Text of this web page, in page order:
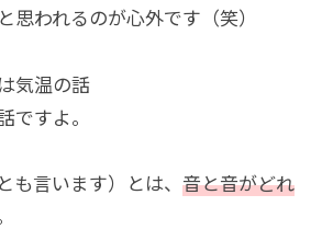
思われるのが心外です（笑）
気温の話
ですよ。
も言います）とは、 音と音がどれ